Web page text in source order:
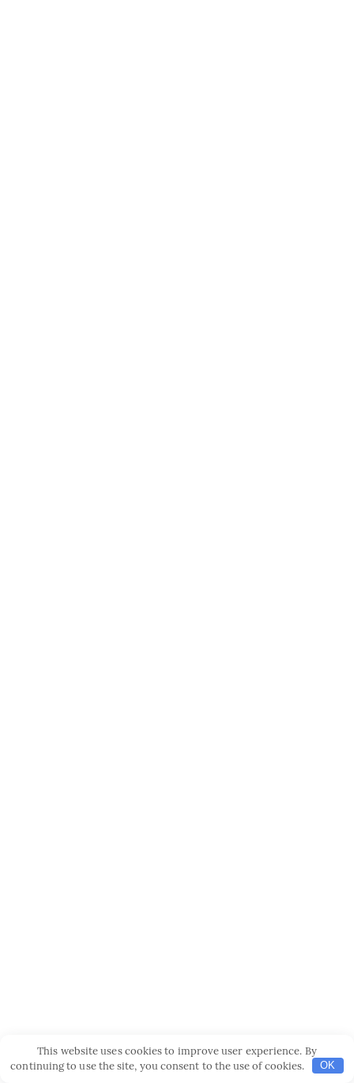
This website uses cookies to improve user experience. By
continuing to use the site, you consent to the use of cookies.
OK